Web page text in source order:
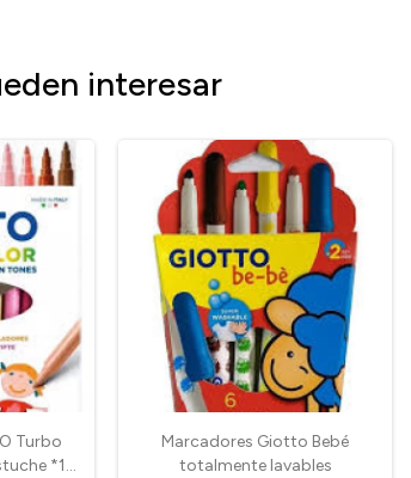
interesar
Turbo
*12
Marcadores Giotto Bebé
totalmente lavables